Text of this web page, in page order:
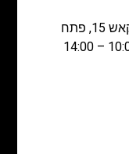
יושבים שבעה בבית המנוחה רחוב נקאש 15, פתח
תקווה קומה 5, דירה 17 בין השעות 10:00 – 14:00